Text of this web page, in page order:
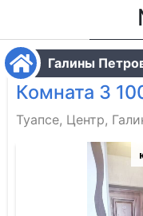
Галины
Комната 3
Туапсе, Центр,